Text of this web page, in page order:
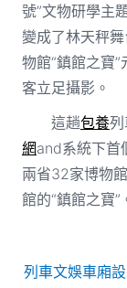
號”文物研學主
變成了林天秤
物館“鎮館之寶
客立足攝影。
這趟包養列
網and系統下首
兩省32家博物
館的“鎮館之寶”
列車文娛車廂